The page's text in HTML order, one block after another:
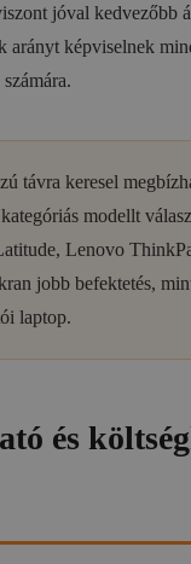
jóval kedvezőbb
arányt képviselnek
távra keresel
modellt
Lenovo
jobb befektetés,
laptop.
és